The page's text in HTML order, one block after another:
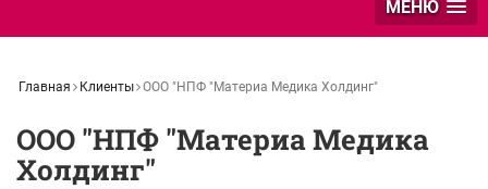
МЕНЮ
Главная Клиенты ООО "НПФ "Материа Медика Холдинг"
ООО "НПФ "Материа Медика
Холдинг"